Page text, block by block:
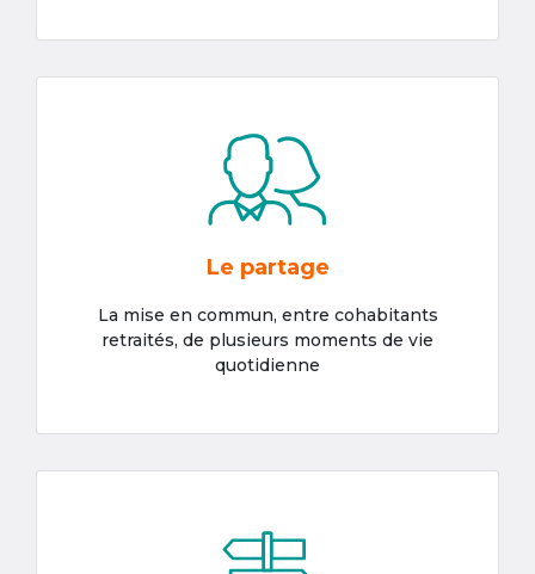
Le partage
La mise en commun, entre cohabitants
retraités, de plusieurs moments de vie
quotidienne